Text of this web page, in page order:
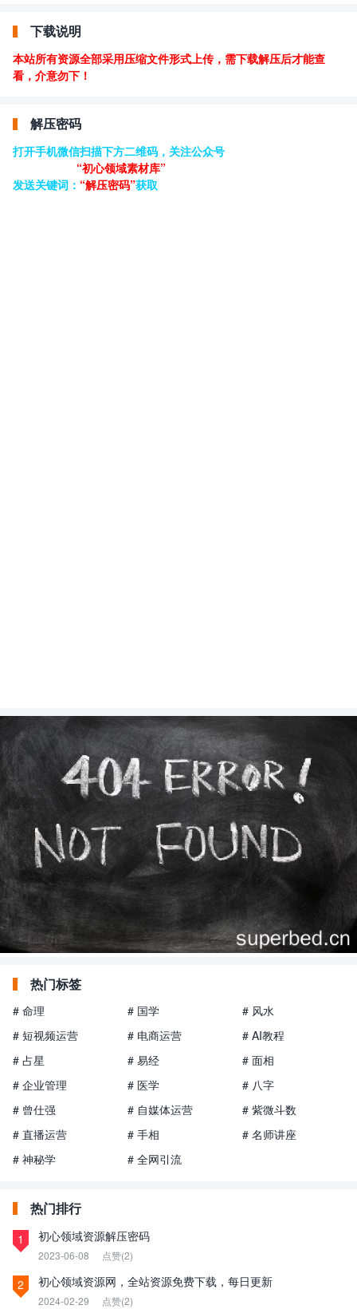
下载说明
本站所有资源全部采用压缩文件形式上传，需下载解压后才能查
看，介意勿下！
解压密码
打开手机微信扫描下方二维码，关注公众号
“初心领域素材库”
发送关键词： “解压密码”获取
热门标签
# 命理 # 国学
# 风水
# 短视频运营
# 电商运营
# AI教程
# 占星
# 易经
# 面相
# 企业管理
# 医学
# 八字
# 曾仕强
# 自媒体运营
# 紫微斗数
# 直播运营
# 手相
# 名师讲座
# 神秘学
# 全网引流
热门排行
1 初心领域资源解压密码
2023-06-08 点赞(2)
2 初心领域资源网，全站资源免费下载，每日更新
2024-02-29 点赞(2)